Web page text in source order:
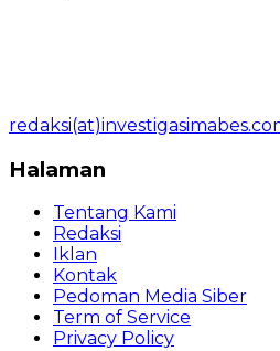
Halaman
Tentang Kami
Redaksi
Iklan
Kontak
Pedoman Media Siber
Term of Service
Privacy Policy